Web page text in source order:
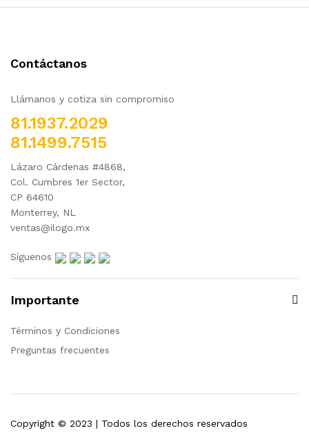
Contáctanos
Llámanos y cotiza sin compromiso
81.1937.2029
81.1499.7515
Lázaro Cárdenas #4868,
Col. Cumbres 1er Sector,
CP 64610
Monterrey, NL
ventas@ilogo.mx
Síguenos
Importante
Términos y Condiciones
Preguntas frecuentes
Copyright © 2023 | Todos los derechos reservados